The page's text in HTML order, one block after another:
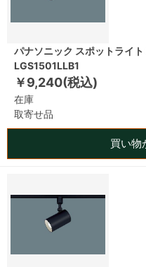
パナソニック スポットライ
LGS1501LLB1
￥9,240(税込)
在庫
取寄せ品
買い物